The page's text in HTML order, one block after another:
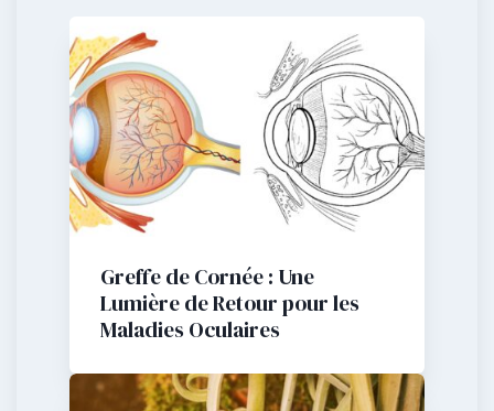
Greffe de Cornée : Une
Lumière de Retour pour les
Maladies Oculaires